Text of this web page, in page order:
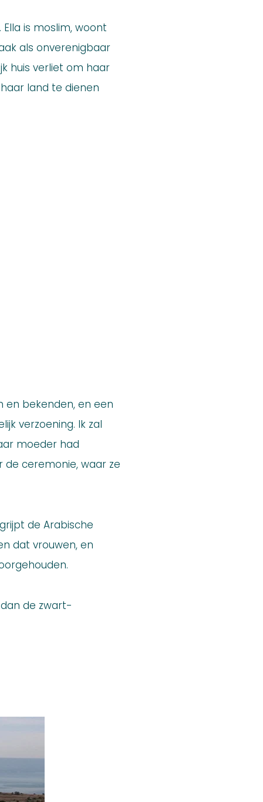
is moslim, woont
als onverenigbaar
huis verliet om haar
land te dienen
en bekenden, en een
verzoening. Ik zal
moeder had
ceremonie, waar ze
de Arabische
dat vrouwen, en
de zwart-